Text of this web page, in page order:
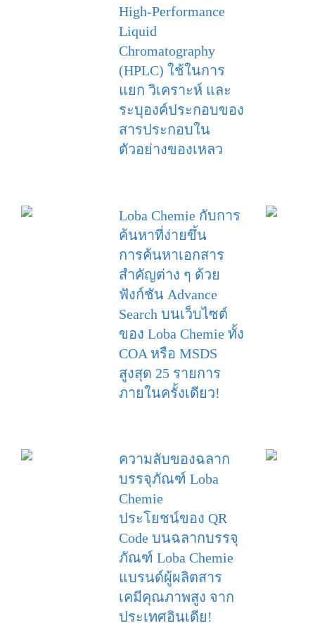
High-Performance
Liquid
Chromatography
(HPLC) ใช้ในการ
แยก วิเคราะห์ และ
ระบุองค์ประกอบของ
สารประกอบใน
ตัวอย่างของเหลว
Loba Chemie กับการ
ค้นหาที่ง่ายขึ้น
การค้นหาเอกสาร
สำคัญต่าง ๆ ด้วย
ฟังก์ชัน Advance
Search บนเว็บไซต์
ของ Loba Chemie ทั้ง
COA หรือ MSDS
สูงสุด 25 รายการ
ภายในครั้งเดียว!
ความลับของฉลาก
บรรจุภัณฑ์ Loba
Chemie
ประโยชน์ของ QR
Code บนฉลากบรรจุ
ภัณฑ์ Loba Chemie
แบรนด์ผู้ผลิตสาร
เคมีคุณภาพสูง จาก
ประเทศอินเดีย!